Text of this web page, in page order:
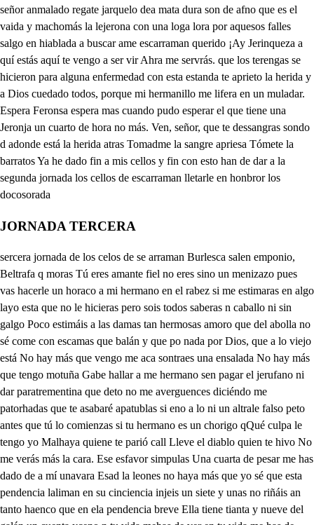
JORNADA TERCERA
sercera jornada de los celos de se arraman Burlesca salen emponio, Beltrafa q moras Tú eres amante fiel no eres sino un menizazo pues vas hacerle un horaco a mi hermano en el rabez si me estimaras en algo layo esta que no le hicieras pero sois todos saberas n caballo ni sin galgo Poco estimáis a las damas tan hermosas amoro que del abolla no sé come con escamas que balán y que po nada por Dios, que a lo viejo está No hay más que vengo me aca sontraes una ensalada No hay más que tengo motuña Gabe hallar a me hermano sen pagar el jerufano ni dar paratrementina que deto no me averguences diciéndo me patorhadas que te asabaré apatublas si eno a lo ni un altrale falso peto antes que tú lo comienzas si tu hermano es un chorigo qQué culpa le tengo yo Malhaya quiene te parió call Lleve el diablo quien te hivo No me verás más la cara. Ese esfavor simpulas Una cuarta de pesar me has dado de a mí unavara Esad la leones no haya más que yo sé que esta pendencia laliman en su cinciencia injeis un siete y unas no riñáis an tanto haenco que en ela pendencia breve Ella tiene tianta y nueve del galán un cuenta yceno n tu vida mehas de ver en tu vida me has de hablar Rabiando estoy por tragar Muriendo estoy por beber Señor, no la des enojos Señora, no te apaleones di que me de mis botones Di que me vuelva mis piojos Tú estás como treenta necias utaralo como suelos Alto dame mis papeles Ya los vendí para especios mas porque no hagos amasos los míos vueso me da esnate le cuanto va que me sirven de recados la sean tmigodes pues sé que lo tienen pana si le cura el almoriana si se quita los vigotes Abrazaos no andeis enquietas aracente pasto no venga al gun paje pistrafacón encajes hay herigonio conjuntas Loco estoy de paro amor. Perdida estor de sintento me borrua mi jumento. dame siquiera un favor dalon labano Toma aqueste rascador ya tu sombrero le aplica que más que vos ya los pica al que le some sempan que me le trujo un palán amprado de una bodra areto el favor aceto en mi hombrero le pongo porque un rascador es hompo ni un altrale falso peto desde hoy estar quieto pues santo gusto en salzarme un roscador de una darme darme quiero el parabién Vendídose a Dios amén que tengo anquelascarme ya mi alegre corazón con el irascador que paño a las vuestras de la mano no dará lu cimezón y ya alpicante escuadrón que entre blanda y sin navaja del copote se empartafa son dar al rascarme treguas temerán desdemi deguas el rascador de Piltrafa puedo amantes rascadores vayan poqueto a poqueto no encurran en el delito de los que dicen amores y si entrantos atambores seguros quieren tener Ténganme tanto placer de escurrir los dos calila no tengamos tavabla si acaso lo alcanza ha ver el hermano escarraman como nombre de hermitano Bien nos dejo este pecaño aDios lua A Dios adán Par Dios que va muy palán viz como quien tiene amor No me espanto mi señor, quen la mas onda diene dicen que siempre le viene a bue tiempo un rascador. queda herrno sale escarranoen lasosa como vanda Yo no sé qué siento en mí después que convaléií de la enfermedad pasada que me somo una en salada sin decir estoy aquí Viein me pe mos y los sin ver que los laramelos son dulces amo los hijos pero ya somos amigos cmo el agua y los buncelos los pechas eran bastardas ¿Qué malabanmos que albardas mi nensamiento haflegido Pero ya me he resudo y le doy son unas cardas Cielos, ¿Qué es esto que veo? estoy hobiendo apoleo oyexrramán es aqueste que se pesa como jieste peno si o como sastre al anseo disimular es forzoso hablalle uon gran reposo herigonio me hatosado la herida se ha resumado para el que es muy poloso fuerza es el rlegarle hablar a hablarle me ha de forzar Esto pase en coyantuya que hay don Mintón de bajura vuestro lenguaje me obliga a que os dé mi mano amiga pante a darlas soys al fin mi jarebanda ¡Cielos, no es está mi banda que me hermana trae porliga mal encubre el almnoco cómo se la dio a estemojo sin estimalla en un cuarto Pues voto a Dios que es esparto y que saca agua del hojo Anenas a hablaros puedo que a la herida tengo miedo ¡Ay, hermana sin honor nolia que este el rascador que te tueje desde olmedo halascados, ¿qué haréyo si hasta el alma te gusto Ocuálpeas cuál estragas por Dios, que estabas en trazas el ladrón que te tembo que estáis diciendo entredientes entre muelas o entreencias Miraba ese rascador que fijado en la toquilla puedan guardar el sombrero para postre de comida quien e le do ua gallega que pasa todos los días vendien polos por mi casa y sin venuenza y compra los encasastres al guaesto mas esa banda págica aqe lordos quién os la dio escarraman compiela en la espartería delito sufro que estosallo que esto es honor que esto estiña Pero yo me haré zarde cdo seno poma da da de baciar mis cerlos o he de rellenar mis tricias Artome hermana le habla quitadas las celosías tomi hermana leeia ce corréditos los fortinas Pero honor desemulemos y no hagamos tanfurinas que por veren lo que para no he de hablaros en mi vida más lallemos opinión no le van temar Volina que si mi hermana lo hace vvisitas siendo peringa rere búque entre por donde Ella le haza las visitas Ahora bien escarramán Yo he de aceros que en albricias de que ya tenéis salud una fiesa en una cuenza y es desde el as vale quince y si el punto no le quitan conle vente contados podéis ser dentro en turquía Ya aceto d on Gampenzo la fiesta y yo y mi hermanilla con tres criados que tengo iremos a la comida y llevaremos un pan que no se halla en la villa y no y razón que tengáis tanta costa uedama es que vos rebeisimpan si lo decis de Malicia más vale que llevéis te odos lostales de auina Pues cuando queréis que vamos mañana si haze buen Dio Pues a Diós don Jemponio a Diós don Roldán, Iritan mis miembros de imajenas que este habla son verenja si este habla con Biltrafa por abajo o pora luva Vsto a Dios quehe desacalle los mozo con más tngos vanse salezar queco praguérito bracuento el diablo ese ya envidia pues por ti ciio valdado del amor deuesta nona s laceca me flcha porque andrasillo la posa que en los premiendos de amor hasta un andrajo se estima Andrufo es dprivado yena laprivada misma el puano el la tamada Harto os he dicho meralda acema la cuca cona escdella Azarqueco cn quien hablo timad aquesta escudilla y haeden vengo macho agrisa de la botica para peltaja mi señora, que en las vistas de comer un pardejesos te lecayó la cotilla si a mi semeja el alma de comer tus injusticias pon tu elimcienso y yo el macho ni no que el macho relencha mas por hacerte places cuando vamos a la cuinta mañana con que riginjo ste habla tararira Dame la escusilla y hoy po el macho incienso nena más cumplirás ni palabra Asíle camplan ton vinas a dis enriedo an mono en chapenada mentira estafacon guarda Infante y en pollerada grandilla par di llama la palabra que haces aqlí salida malabeza Estoy pensando cómo te hacen las movellas Icual fiera no samala pensar en mis baratijas y dame sobre una pienda bra y media de Caricias en la cuenta te hablaré no has de andar conmigo en cuentas porque te daré un capste mejor fuera una rasquina salezar que lo la trasgo cuerpo de Cristo sin que ageri lo la tunfa Mas ¿qué ha de hacer un peloto si la tabema le brenda traes recado jarquezo, si hujera una petuna Yo de diera su recado Pues dómale tu petrilla male la escudilla, HAy que por razó san grande dale con ella a ¿Qué es aquesto buena fueja que me ha abierto la cabeza ten tener nenguna llave con que ciencia o cinque arte te pudiera yocurar adonde está en que jusar la herida para curarte notables son tus excesos de amor no los decímulo Mas la herda es en el cilo y se ha de curar con besos rerrabas sea el cerujano de una herida tan trasera vime Malacuca spera Yo no soy judía hermano hiriéronme el alabal nadie por mí se enluza donde estáis hija de puta que no te havele mi mal soliante hacer rabiar mos porrazos veniales y ahora de los mortales sale eltraa No tienes ningún pesar es parece que esccho y salgo sin pagar porte porque enmetad de la corte lo que es poco nunca es mucho ¿Qué es esto que gran mancella Penso Andiajo mi ampadie que tenía mal de madre pusome una escudilla donde le la puso amigo errote la buena pieza yqu sola en la cabeza sale escarama por ponerla en el otbligo hermana tan descuidada No ves que es hora ya de ir a la cuenta ansuir caldo con eso y tostada Vamos hermano. jarqueco pastaleando tú llorosa imogueando es dispensación o inciento hay es una nenería que andras con ruído hechico con una escudilla hyo en la testa una sangna deja hermana la terneza Meren que gran maravilla siño abrir una escudilla mediojeme de cabeza Si fuera algún haraño cualquier cristia no le teme mas una herida de un jeme cCómo esas handado opaño no hapas tantos aspamiertos le vántate y ablpazan No fueros tú escarramán que daspeque y no a los ventos cerantas que me levanzo yque me vos a surar ¿uieres máy presto sanar Pues dale con un canzo harto buena es la receta con una herida de un palimo Puescúrate por ensalmo sanarás por la estajeta sole malavea Corloches están aquí para que vais a la cuenta hay papel y pluma y tinta Pues que se me da a mí Vamos, señor, que jerenga sin duda aguardando está con la del martes meda Mal haya quien no te punsa Prevenid conecesanto y vámonos luego al punto que han de sacas me difunto de la calle del caluario Voyme por una pollina Yo me voy por un paspacho. lo a queme peguen un chasco Yo por parehe y trementina sale erina y heriono Estos verdespastes que los gozan los pedros y los luices estoy campos a menos malos de pasear cuán hace muenos esta vejida al fombra que cuando no hace sol esta consombra estos resuenas fuentes que aunque semien nunca muestran dientes han de ser instrumento de toda mi alegría y mi contiento pues en aquesta cuenta sengue haya en mis prepuescos unacinta Cordones a husetas los convidados comeran dos setas ¿uesetas saber quiero no serán de Caltino no luten si no selas quisadas con azufre y relena lampreadas enviniendo que venga contigo mientras hablo a su hermana pil traja de alg